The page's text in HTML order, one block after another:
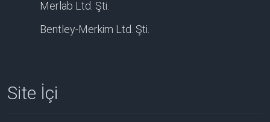
Merlab Ltd. Şti.
Bentley-Merkim Ltd. Şti.
Site İçi